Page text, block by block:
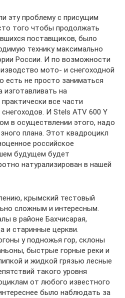
эту проблему с присущим
того чтобы продолжать
поставщиков, было
технику максимально
России. И по возможности
мото- и снегоходной
есть не просто заниматься
изготавливать на
все части
И Stels ATV 600 Y
в осуществлении этого, надо
плана. Этот квадроцикл
российское
будущем будет
натурализирован в нашей
крымский тестовый
сложным и интересным.
в районе Бахчисарая,
и старинные церкви.
у подножья гор, склоны
быстрые горные реки и
и жидкой грязью лесные
такого уровня
от любого известного
было наблюдать за